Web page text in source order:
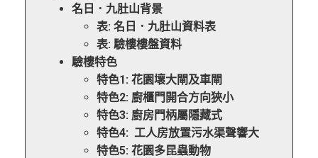
名日．九肚山背景
表: 名日．九肚山資料表
表: 驗樓樓盤資料
驗樓特色
特色1: 花園壞大閘及車閘
特色2: 廚櫃門開合方向狹小
特色3: 廚房門柄屬隱藏式
特色4: 工人房放置污水渠聲響大
特色5: 花園多昆蟲動物